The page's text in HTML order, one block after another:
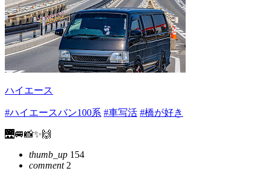
ハイエース
#ハイエースバン100系 #車写活 #橋が好き
🌉🚐📸✨🙌
thumb_up 154
comment2